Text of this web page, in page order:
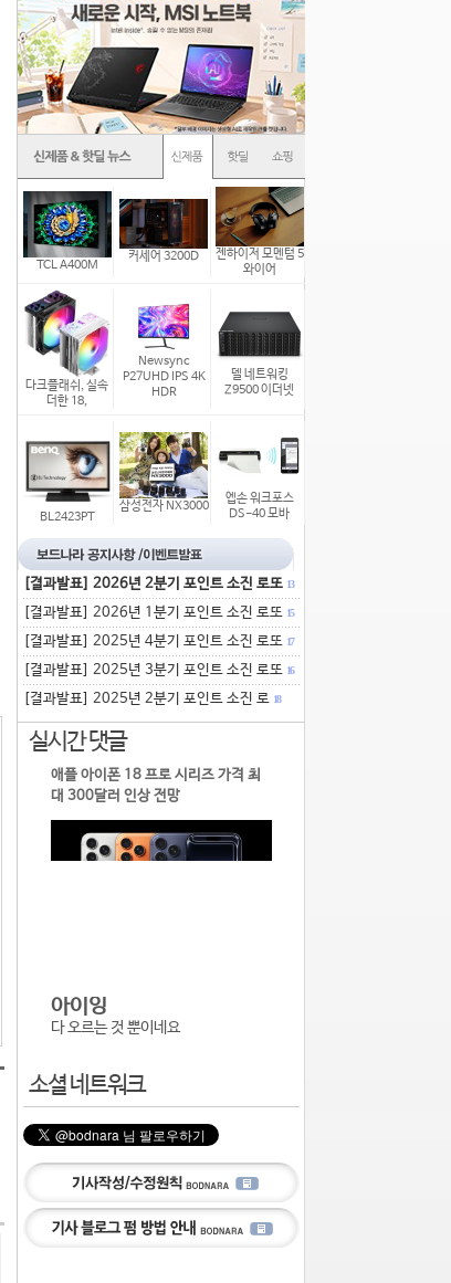
TCL A400M
커세어 3200D
젠하이저 모멘텀 5
와이어
다크플래쉬, 실속
더한 18,
Newsync
P27UHD IPS 4K
HDR
델 네트워킹
Z9500 이더넷
BL2423PT
삼성전자 NX3000
엡손 워크포스
DS-40 모바
[결과발표] 2026년 2분기 포인트 소진 로또 13
[결과발표] 2026년 1분기 포인트 소진 로또 15
[결과발표] 2025년 4분기 포인트 소진 로또 17
[결과발표] 2025년 3분기 포인트 소진 로또 16
[결과발표] 2025년 2분기 포인트 소진 로 18
실시간 댓글
애플 아이폰 18 프로 시리즈 가격 최
대 300달러 인상 전망
아이잉
다 오르는 것 뿐이네요
소셜 네트워크